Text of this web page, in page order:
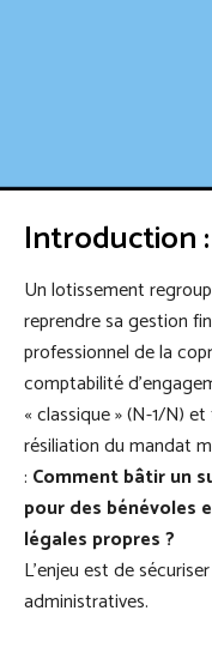
Introduction :
Un lotissement
reprendre sa gestion
professionnel de la
comptabilité
« classique » (N-1/N)
résiliation du mandat
: Comment bâtir un
pour des bénévoles
légales propres ?
L’enjeu est de
administratives.